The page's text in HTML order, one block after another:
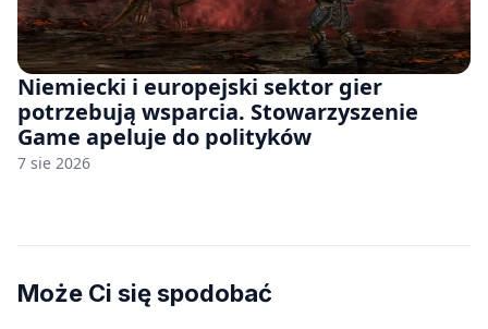
Niemiecki i europejski sektor gier
potrzebują wsparcia. Stowarzyszenie
Game apeluje do polityków
7 sie 2026
Może Ci się spodobać